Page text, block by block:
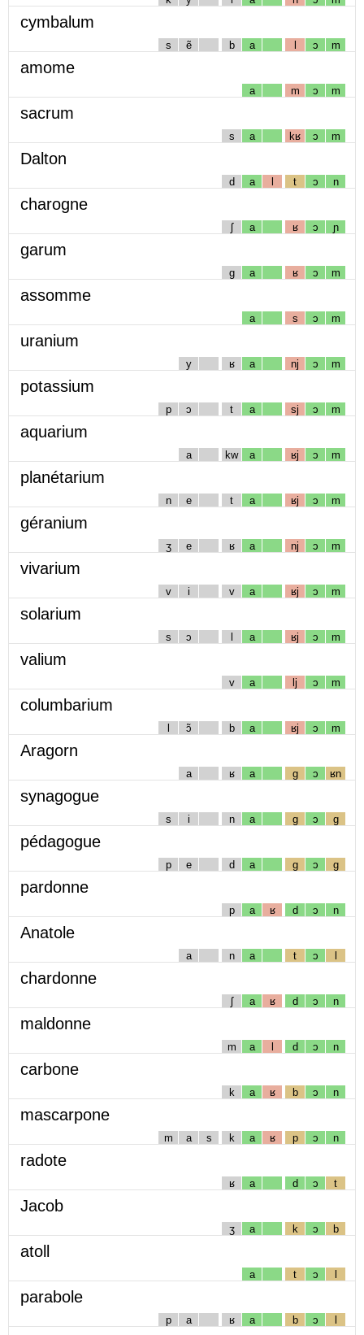
cymbalum
s ẽ b a l ɔ m
amome
a m ɔ m
sacrum
s a kʁ ɔ m
Dalton
d a l t ɔ n
charogne
ʃ a ʁ ɔ ɲ
garum
g a ʁ ɔ m
assomme
a s ɔ m
uranium
y ʁ a nj ɔ m
potassium
p ɔ t a sj ɔ m
aquarium
a kw a ʁj ɔ m
planétarium
n e t a ʁj ɔ m
géranium
ʒ e ʁ a nj ɔ m
vivarium
v i v a ʁj ɔ m
solarium
s ɔ l a ʁj ɔ m
valium
v a lj ɔ m
columbarium
l ɔ̃ b a ʁj ɔ m
Aragorn
a ʁ a g ɔ ʁn
synagogue
s i n a g ɔ g
pédagogue
p e d a g ɔ g
pardonne
p a ʁ d ɔ n
Anatole
a n a t ɔ l
chardonne
ʃ a ʁ d ɔ n
maldonne
m a l d ɔ n
carbone
k a ʁ b ɔ n
mascarpone
m a s k a ʁ p ɔ n
radote
ʁ a d ɔ t
Jacob
ʒ a k ɔ b
atoll
a t ɔ l
parabole
p a ʁ a b ɔ l